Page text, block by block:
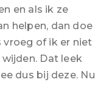
en als ik ze
helpen, dan doe
vroeg of ik er niet
Dat leek
dus bij deze. Nu